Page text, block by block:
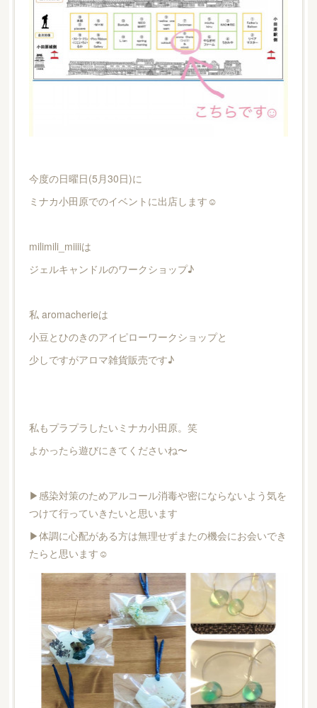
今度の日曜日(5月30日)に
ミナカ小田原でのイベントに出店します☺︎
milimili_miiiiは
ジェルキャンドルのワークショップ♪
私 aromacherieは
小豆とひのきのアイピローワークショップと
少しですがアロマ雑貨販売です♪
私もプラプラしたいミナカ小田原。笑
よかったら遊びにきてくださいね〜
▶︎感染対策のためアルコール消毒や密にならないよう気を
つけて行っていきたいと思います
▶︎体調に心配がある方は無理せずまたの機会にお会いでき
たらと思います☺︎